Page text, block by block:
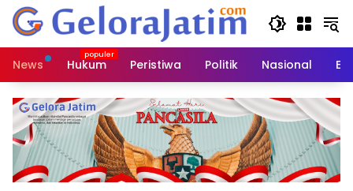
Langsung
konten
News
Hukum Peristiwa Politik Nasional